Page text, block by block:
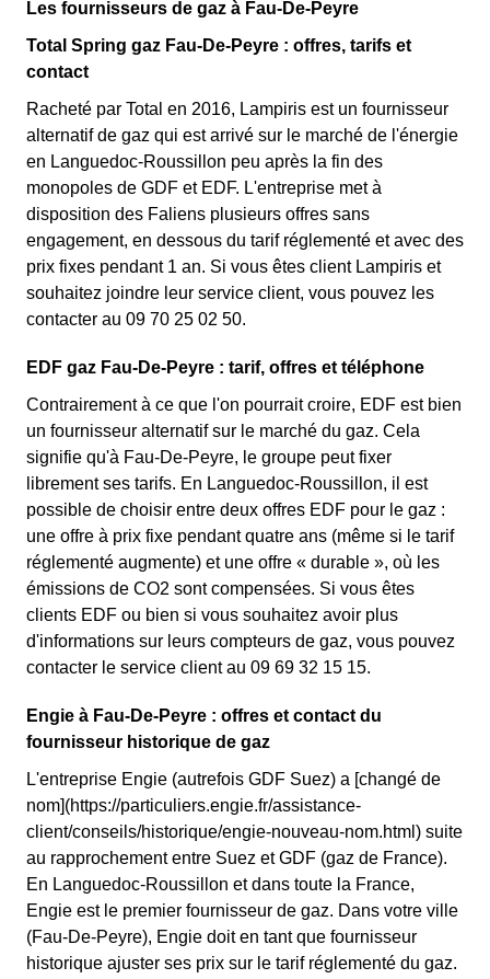
Les fournisseurs de gaz à Fau-De-Peyre
Total Spring gaz Fau-De-Peyre : offres, tarifs et
contact
Racheté par Total en 2016, Lampiris est un fournisseur
alternatif de gaz qui est arrivé sur le marché de l'énergie
en Languedoc-Roussillon peu après la fin des
monopoles de GDF et EDF. L'entreprise met à
disposition des Faliens plusieurs offres sans
engagement, en dessous du tarif réglementé et avec des
prix fixes pendant 1 an. Si vous êtes client Lampiris et
souhaitez joindre leur service client, vous pouvez les
contacter au 09 70 25 02 50.
EDF gaz Fau-De-Peyre : tarif, offres et téléphone
Contrairement à ce que l'on pourrait croire, EDF est bien
un fournisseur alternatif sur le marché du gaz. Cela
signifie qu'à Fau-De-Peyre, le groupe peut fixer
librement ses tarifs. En Languedoc-Roussillon, il est
possible de choisir entre deux offres EDF pour le gaz :
une offre à prix fixe pendant quatre ans (même si le tarif
réglementé augmente) et une offre « durable », où les
émissions de CO2 sont compensées. Si vous êtes
clients EDF ou bien si vous souhaitez avoir plus
d'informations sur leurs compteurs de gaz, vous pouvez
contacter le service client au 09 69 32 15 15.
Engie à Fau-De-Peyre : offres et contact du
fournisseur historique de gaz
L'entreprise Engie (autrefois GDF Suez) a [changé de
nom](https://particuliers.engie.fr/assistance-
client/conseils/historique/engie-nouveau-nom.html) suite
au rapprochement entre Suez et GDF (gaz de France).
En Languedoc-Roussillon et dans toute la France,
Engie est le premier fournisseur de gaz. Dans votre ville
(Fau-De-Peyre), Engie doit en tant que fournisseur
historique ajuster ses prix sur le tarif réglementé du gaz.